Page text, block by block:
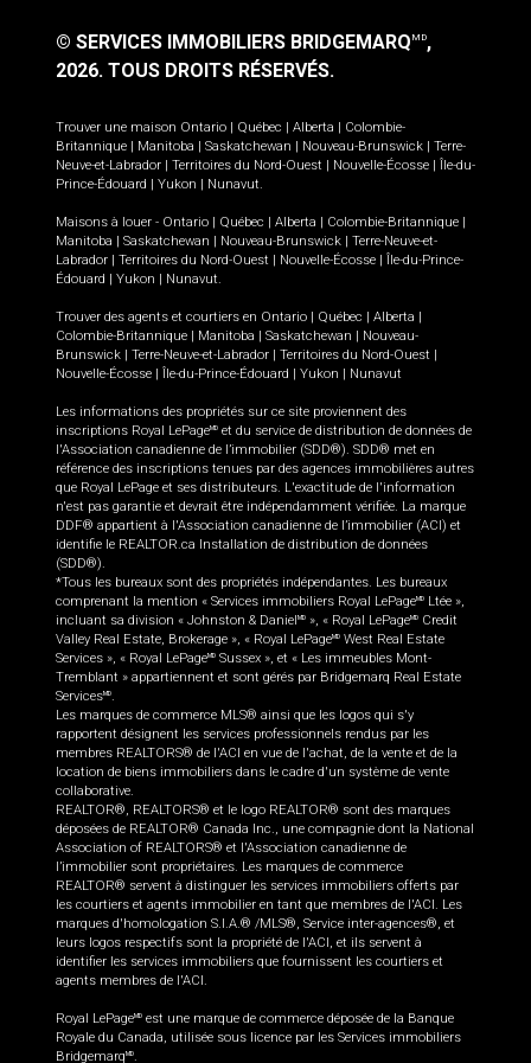
© SERVICES IMMOBILIERS BRIDGEMARQ MD,
2026. TOUS DROITS RÉSERVÉS.
Trouver une maison Ontario Québec Alberta
Colombie-
Britannique
Manitoba Saskatchewan Nouveau-Brunswick
Terre-
Neuve-et-Labrador
Territoires du Nord-Ouest Nouvelle-Écosse
Île-du-
Prince-Édouard
Yukon Nunavut.
Maisons à louer - Ontario Québec Alberta Colombie-Britannique
Manitoba
Saskatchewan Nouveau-Brunswick
Terre-Neuve-et-
Labrador
Territoires du Nord-Ouest Nouvelle-Écosse
Île-du-Prince-
Édouard
Yukon Nunavut.
Trouver des agents et courtiers en Ontario Québec Alberta
Colombie-Britannique
Manitoba Saskatchewan
Nouveau-
Brunswick
Terre-Neuve-et-Labrador Territoires du Nord-Ouest
Nouvelle-Écosse
Île-du-Prince-Édouard Yukon Nunavut
Les informations des propriétés sur ce site proviennent des
inscriptions Royal LePageMD et du service de distribution de données de
l'Association canadienne de l’immobilier (SDD®). SDD® met en
référence des inscriptions tenues par des agences immobilières autres
que Royal LePage et ses distributeurs. L'exactitude de l'information
n'est pas garantie et devrait être indépendamment vérifiée. La marque
DDF® appartient à l'Association canadienne de l’immobilier (ACI) et
identifie le REALTOR.ca Installation de distribution de données
(SDD®).
*Tous les bureaux sont des propriétés indépendantes. Les bureaux
comprenant la mention « Services immobiliers Royal LePageMD
Ltée »,
incluant sa division « Johnston & Daniel MD », « Royal LePageMD
Credit
Valley Real Estate, Brokerage », « Royal LePageMD West Real Estate
Services », « Royal LePageMD Sussex », et « Les immeubles Mont-
Tremblant » appartiennent et sont gérés par Bridgemarq Real Estate
ServicesMD.
Les marques de commerce MLS® ainsi que les logos qui s'y
rapportent désignent les services professionnels rendus par les
membres REALTORS® de l'ACI en vue de l'achat, de la vente et de la
location de biens immobiliers dans le cadre d'un système de vente
collaborative.
REALTOR®, REALTORS® et le logo REALTOR® sont des marques
déposées de REALTOR® Canada Inc., une compagnie dont la National
Association of REALTORS® et l'Association canadienne de
l’immobilier sont propriétaires. Les marques de commerce
REALTOR® servent à distinguer les services immobiliers offerts par
les courtiers et agents immobilier en tant que membres de l'ACI. Les
marques d'homologation S.I.A.® /MLS®, Service inter-agences®, et
leurs logos respectifs sont la propriété de l'ACI, et ils servent à
identifier les services immobiliers que fournissent les courtiers et
agents membres de l'ACI.
Royal LePageMD est une marque de commerce déposée de la Banque
Royale du Canada, utilisée sous licence par les Services immobiliers
BridgemarqMD.